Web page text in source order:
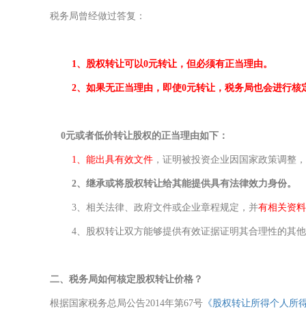
税务局曾经做过答复：
1、股权转让可以0元转让，但必须有正当理由。
2、如果无正当理由，即使0元转让，税务局也会进行核
0元或者低价转让股权的正当理由如下：
1、 能出具有效文件 ，证明被投资企业因国家政策调整
2、 继承或将股权转让给其能提供具有法律效力身份。
3、 相关法律、政府文件或企业章程规定，并有相关资
4、 股权转让双方能够提供有效证据证明其合理性的其
二、税务局如何核定股权转让价格？
根据国家税务总局公告2014年第67号 《股权转让所得个人所